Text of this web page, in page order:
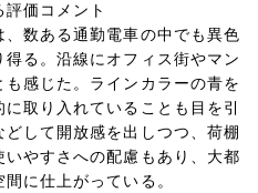
価コメント
数ある通勤電車の中でも異色
る。沿線にオフィス街やマン
感じた。ラインカラーの青を
取り入れていることも目を引
して開放感を出しつつ、荷棚
やすさへの配慮もあり、大都
に仕上がっている。